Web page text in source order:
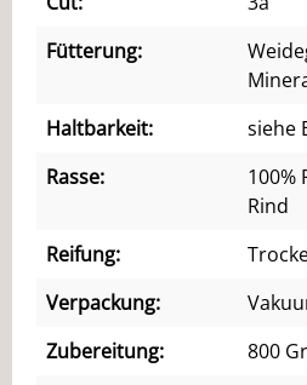
Fütterung:
Haltbarkeit:
siehe
Rasse:
100%
Rind
Reifung:
Verpackung:
Zubereitung:
800